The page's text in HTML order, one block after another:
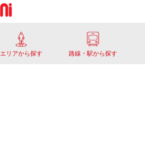
エリアから探す 路線・駅から探す